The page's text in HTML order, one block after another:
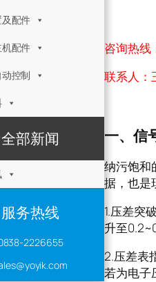
配件
配件
控制
全部新闻
服务热线
2226655
咨询热线
联系人：
一、信
纳污饱和
据，也是
1.压差突
升至
2.压差表
若为电子